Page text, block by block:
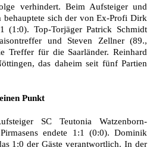
verhindert. Beim Aufsteiger und
behauptete sich der von Ex-Profi Dirk
(1:0). Top-Torjäger Patrick Schmidt
und Steven Zellner (89.,
Treffer für die Saarländer. Reinhard
das daheim seit fünf Partien
Punkt
SC Teutonia Watzenborn-
endete 1:1 (0:0). Dominik
1:0 der Gäste verantwortlich. In der